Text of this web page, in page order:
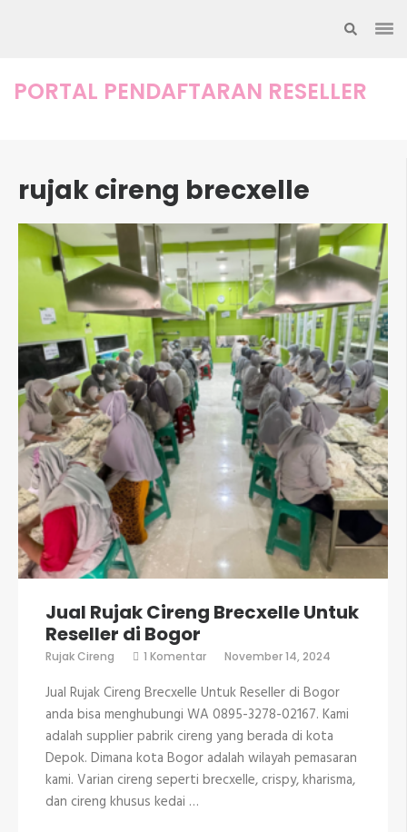
Enter)PORTAL PENDAFTARAN RESELLER
rujak cireng brecxelle
Jual Rujak Cireng Brecxelle Untuk
Reseller di Bogor
Rujak Cireng 1 Komentarpada
Cireng
Brecxelle
Untuk
Reseller
Bogor
November 14, 2024
Jual Rujak Cireng Brecxelle Untuk Reseller di Bogor
anda bisa menghubungi WA 0895-3278-02167. Kami
adalah supplier pabrik cireng yang berada di kota
Depok. Dimana kota Bogor adalah wilayah pemasaran
kami. Varian cireng seperti brecxelle, crispy, kharisma,
dan cireng khusus kedai …